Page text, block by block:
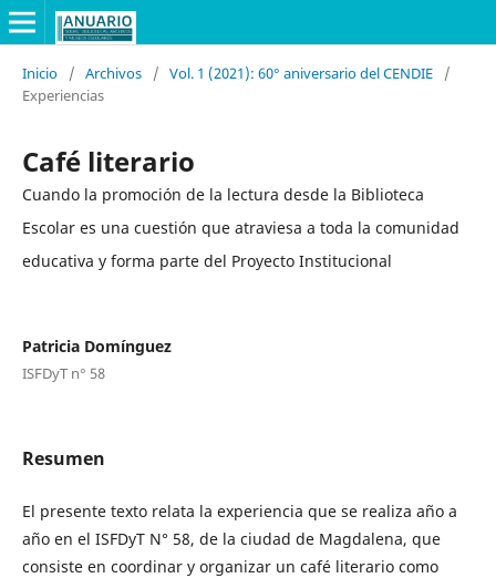
Inicio / Archivos / Vol. 1 (2021): 60° aniversario del CENDIE
/
Experiencias
Café literario
Cuando la promoción de la lectura desde la Biblioteca
Escolar es una cuestión que atraviesa a toda la comunidad
educativa y forma parte del Proyecto Institucional
Patricia Domínguez
ISFDyT n° 58
Resumen
El presente texto relata la experiencia que se realiza año a
año en el ISFDyT N° 58, de la ciudad de Magdalena, que
consiste en coordinar y organizar un café literario como